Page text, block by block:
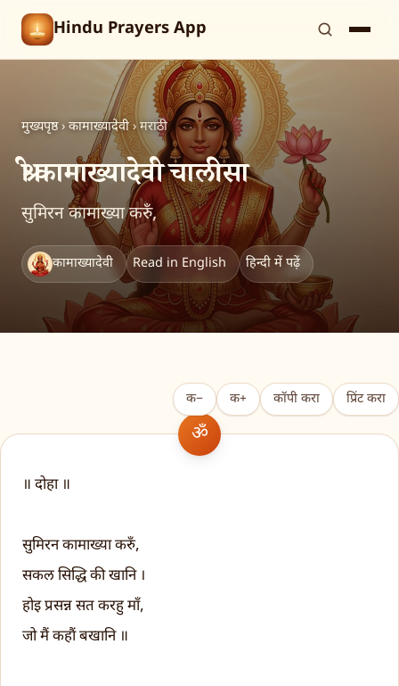
Hindu Prayers App
मुख्यपृष्ठ › कामाख्यादेवी › मराठी
श्री कामाख्यादेवी चालीसा
सुमिरन कामाख्या करुँ,
कामाख्यादेवी Read in English हिन्दी में पढ़ें
क− क+ कॉपी करा प्रिंट करा
॥ दोहा ॥
सुमिरन कामाख्या करुँ,
सकल सिद्धि की खानि ।
होइ प्रसन्न सत करहु माँ,
जो मैं कहौं बखानि ॥